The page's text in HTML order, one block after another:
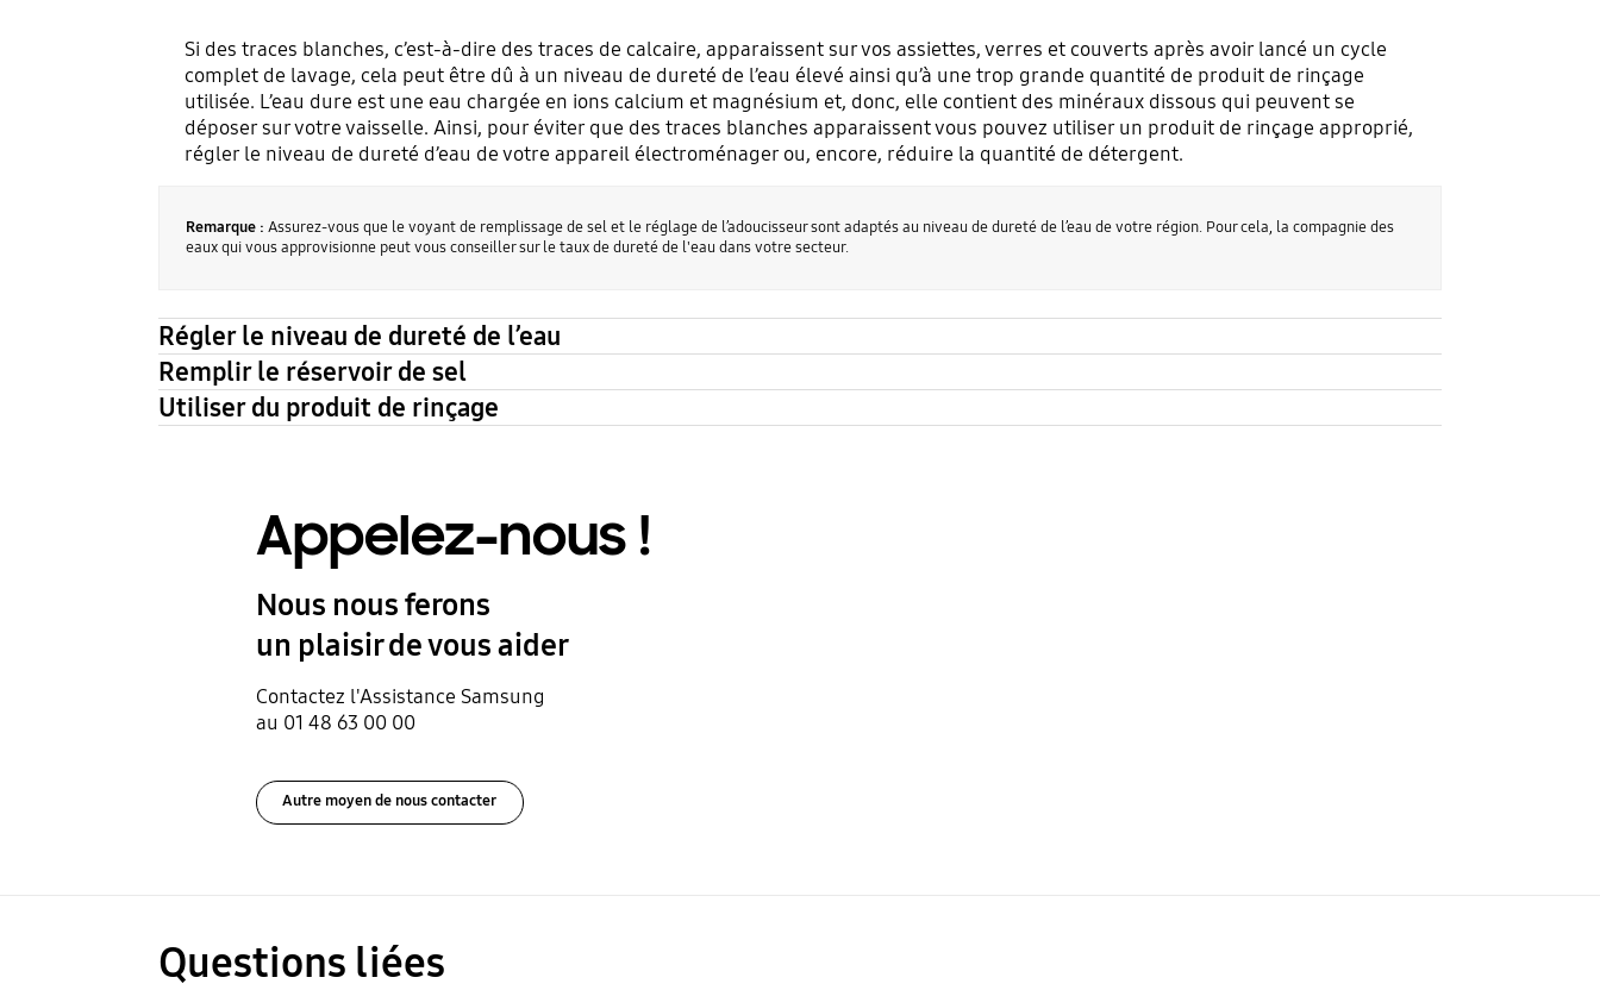
Si des traces blanches, c’est-à-dire des traces de calcaire, apparaissent sur vos assiettes, verres et couverts après avoir lancé un cycle
complet de lavage, cela peut être dû à un niveau de dureté de l’eau élevé ainsi qu’à une trop grande quantité de produit de rinçage
utilisée. L’eau dure est une eau chargée en ions calcium et magnésium et, donc, elle contient des minéraux dissous qui peuvent se
déposer sur votre vaisselle. Ainsi, pour éviter que des traces blanches apparaissent vous pouvez utiliser un produit de rinçage approprié,
régler le niveau de dureté d’eau de votre appareil électroménager ou, encore, réduire la quantité de détergent.
Remarque : Assurez-vous que le voyant de remplissage de sel et le réglage de l’adoucisseur sont adaptés au niveau de dureté de l’eau de votre région. Pour cela, la compagnie des
eaux qui vous approvisionne peut vous conseiller sur le taux de dureté de l'eau dans votre secteur.
Régler le niveau de dureté de l’eau
Remplir le réservoir de sel
Utiliser du produit de rinçage
Appelez-nous !
Nous nous ferons
un plaisir de vous aider
Contactez l'Assistance Samsung
au 01 48 63 00 00
Autre moyen de nous contacter
Questions liées